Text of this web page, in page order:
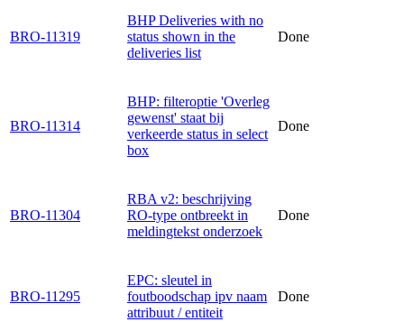
BRO-11319
BHP Deliveries with no
status shown in the
deliveries list
Done
BRO-11314
BHP: filteroptie 'Overleg
gewenst' staat bij
verkeerde status in select
box
Done
BRO-11304
RBA v2: beschrijving
RO-type ontbreekt in
meldingtekst onderzoek
Done
BRO-11295
EPC: sleutel in
foutboodschap ipv naam
attribuut / entiteit
Done